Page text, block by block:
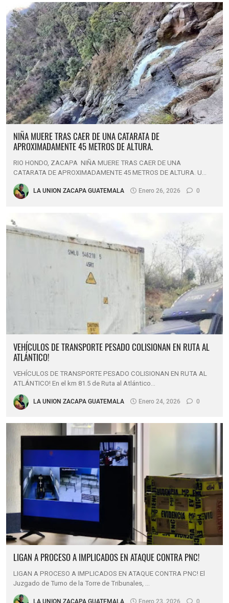
NIÑA MUERE TRAS CAER DE UNA CATARATA DE
APROXIMADAMENTE 45 METROS DE ALTURA.
RIO HONDO, ZACAPA NIÑA MUERE TRAS CAER DE UNA
CATARATA DE APROXIMADAMENTE 45 METROS DE ALTURA. U…
LA UNION ZACAPA GUATEMALA Enero 26, 2026 0
VEHÍCULOS DE TRANSPORTE PESADO COLISIONAN EN RUTA AL
ATLÁNTICO!
VEHÍCULOS DE TRANSPORTE PESADO COLISIONAN EN RUTA AL
ATLÁNTICO! En el km 81.5 de Ruta al Atlántico…
LA UNION ZACAPA GUATEMALA Enero 24, 2026 0
LIGAN A PROCESO A IMPLICADOS EN ATAQUE CONTRA PNC!
LIGAN A PROCESO A IMPLICADOS EN ATAQUE CONTRA PNC! El
Juzgado de Turno de la Torre de Tribunales, …